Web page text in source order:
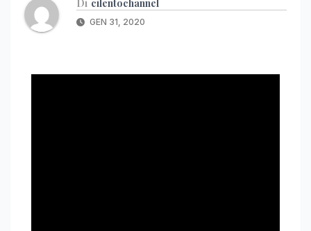
Di cilentochannel
GEN 31, 2020